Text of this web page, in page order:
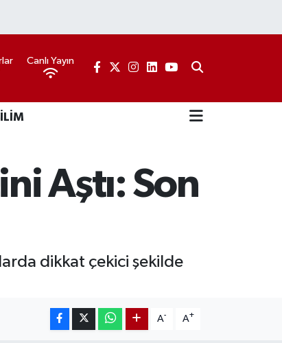
Canlı Yayın
Aştı: Son
dikkat çekici şekilde
A- A+